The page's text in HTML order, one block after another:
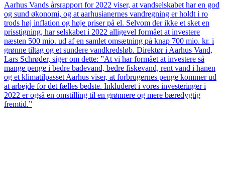
Aarhus Vands årsrapport for 2022 viser, at vandselskabet har en god
og sund økonomi, og at aarhusianernes vandregning er holdt i ro
trods høj inflation og høje priser på el. Selvom der ikke et sket en
prisstigning, har selskabet i 2022 alligevel formået at investere
næsten 500 mio. ud af en samlet omsætning på knap 700 mio. kr. i
grønne tiltag og et sundere vandkredsløb. Direktør i Aarhus Vand,
Lars Schrøder, siger om dette: ”At vi har formået at investere så
mange penge i bedre badevand, bedre fiskevand, rent vand i hanen
og et klimatilpasset Aarhus viser, at forbrugernes penge kommer ud
at arbejde for det fælles bedste. Inkluderet i vores investeringer i
2022 er også en omstilling til en grønnere og mere bæredygtig
fremtid.”